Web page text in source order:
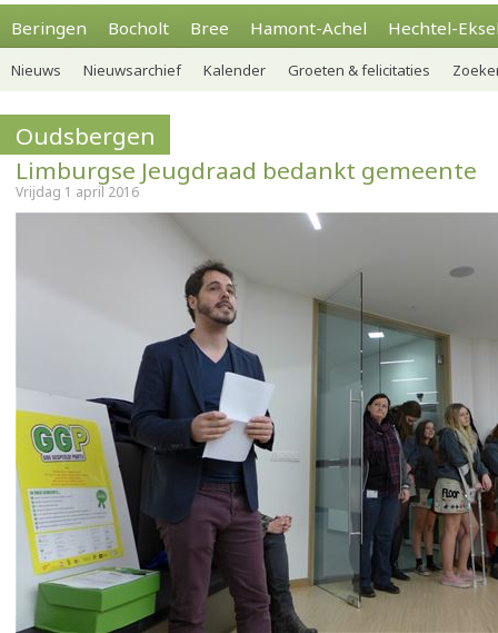
Beringen Bocholt Bree Hamont-Achel Hechtel-
Nieuws Nieuwsarchief Kalender Groeten & felicitaties
Oudsbergen
Limburgse Jeugdraad bedankt gemeente
Vrijdag 1 april 2016